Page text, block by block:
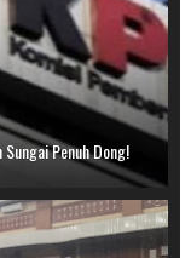
Penuh Dong!